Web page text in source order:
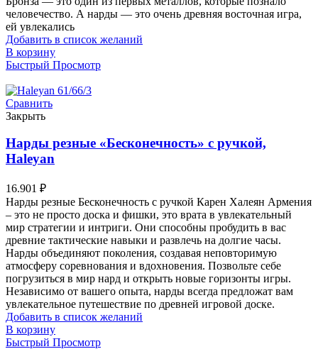
человечество. А нарды — это очень древняя восточная игра,
ей увлекались
Добавить в список желаний
В корзину
Быстрый Просмотр
Сравнить
Закрыть
Нарды резные «Бесконечность» с ручкой,
Haleyan
16.901 ₽
Нарды резные Бесконечность с ручкой Карен Халеян Армения
– это не просто доска и фишки, это врата в увлекательный
мир стратегии и интриги. Они способны пробудить в вас
древние тактические навыки и развлечь на долгие часы.
Нарды объединяют поколения, создавая неповторимую
атмосферу соревнования и вдохновения. Позвольте себе
погрузиться в мир нард и открыть новые горизонты игры.
Независимо от вашего опыта, нарды всегда предложат вам
увлекательное путешествие по древней игровой доске.
Добавить в список желаний
В корзину
Быстрый Просмотр